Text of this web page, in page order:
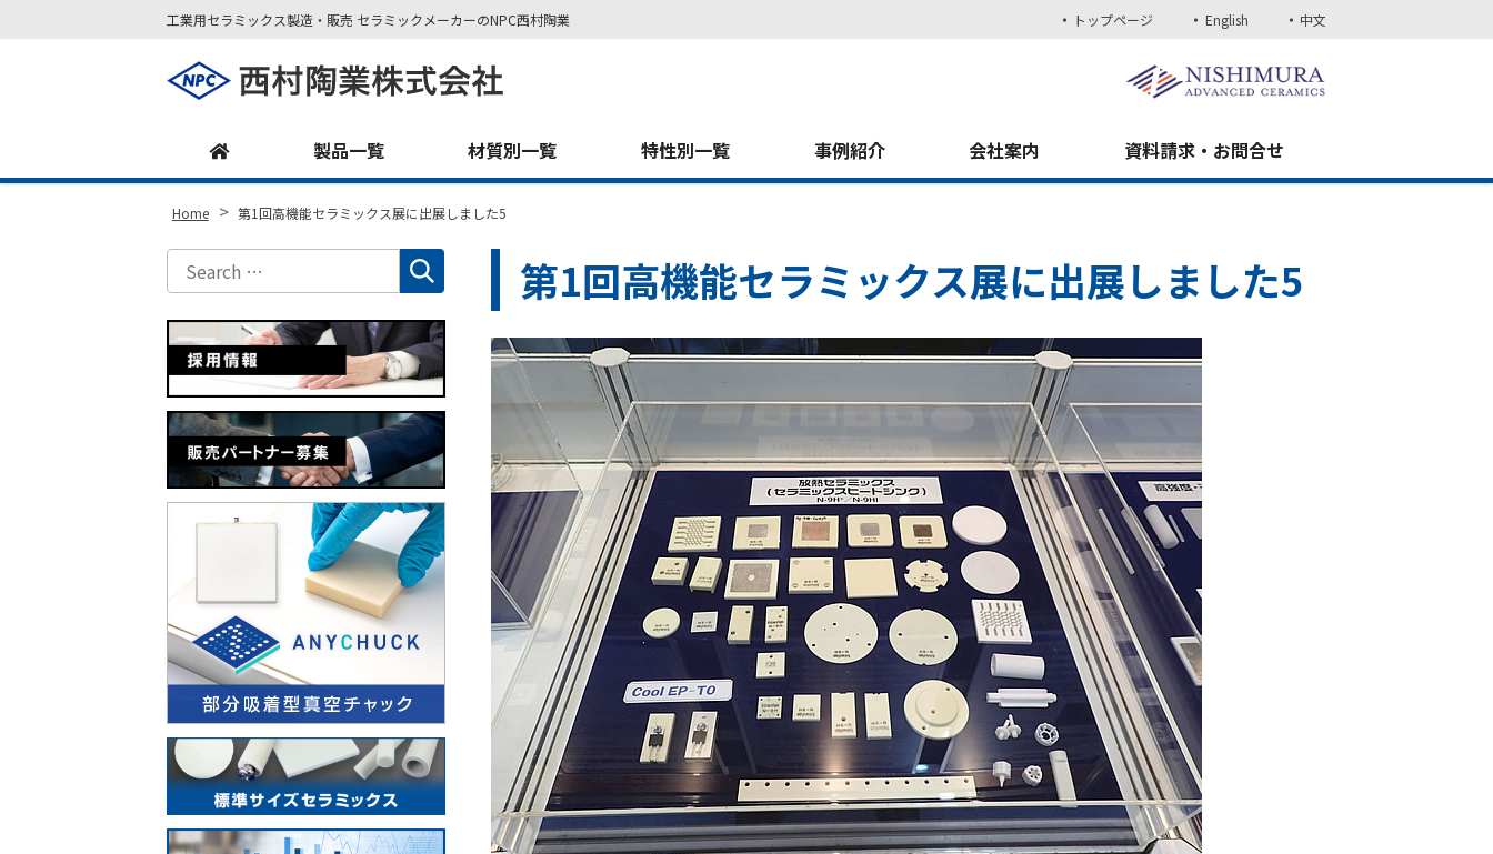
工業用セラミックス製造・販売 セラミックメーカーのNPC西村陶業 トップページ English 中文
製品一覧 材質別一覧 特性別一覧 事例紹介 会社案内 資料請求・お問合せ
Home > 第1回高機能セラミックス展に出展しました5
第1回高機能セラミックス展に出展しました5